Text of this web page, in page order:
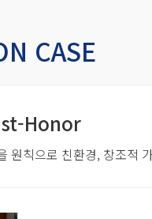
CASE
Honor
원칙으로 친환경, 창조적